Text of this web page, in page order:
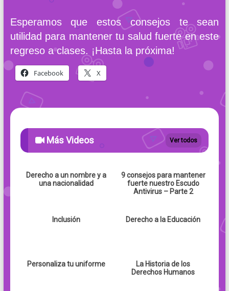
Esperamos que estos consejos te sean
utilidad para mantener tu salud fuerte en este
regreso a clases. ¡Hasta la próxima!
Facebook X
Más Videos Ver todos
Derecho a un nombre y a
una nacionalidad
9 consejos para mantener
fuerte nuestro Escudo
Antivirus – Parte 2
Inclusión Derecho a la Educación
Personaliza tu uniforme
La Historia de los
Derechos Humanos